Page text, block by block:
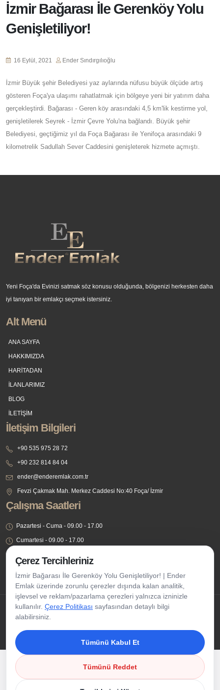
İzmir Bağarası İle Gerenköy Yolu
Genişletiliyor!
16 Eylül, 2021 Ender Sındırgılıoğlu
İzmir Büyük şehir Belediyesi yaz aylarında nüfusu büyük ölçüde artış
gösteren Foça'ya ulaşımı rahatlatmak için bölgeye yeni bir yatırım daha
gerçekleştirdi. Bağarası - Geren köy arasındaki 4,5 km'lik kestirme yol,
genişletilerek Seyrek - İzmir Çevre Yolu'na bağlandı. Büyük şehir
Belediyesi, geçtiğimiz yıl da Foça Bağarası ile Yenifoça arasındaki 9
kilometrelik Sadullah Sever Caddesini genişleterek hizmete açmıştı.
Yeni Foça'da Evinizi satmak söz konusu olduğunda, bölgenizi herkesten daha
iyi tanıyan bir emlakçı seçmek istersiniz.
Alt Menü
ANA SAYFA
HAKKIMIZDA
HARİTADAN
İLANLARIMIZ
BLOG
İLETİŞİM
İletişim Bilgileri
+90 535 975 28 72
+90 232 814 84 04
ender@enderemlak.com.tr
Fevzi Çakmak Mah. Merkez Caddesi No:40 Foça/ İzmir
Çalışma Saatleri
Pazartesi - Cuma - 09.00 - 17.00
Cumartesi - 09.00 - 17.00
Telif Hakkı Saklıdır @ 2021 Ender Emlak
Çerez Tercihleriniz
İzmir Bağarası İle Gerenköy Yolu Genişletiliyor! | Ender
Emlak üzerinde zorunlu çerezler dışında kalan analitik,
işlevsel ve reklam/pazarlama çerezleri yalnızca izninizle
kullanılır. Çerez Politikası sayfasından detaylı bilgi
alabilirsiniz.
Tümünü Kabul Et
Tümünü Reddet